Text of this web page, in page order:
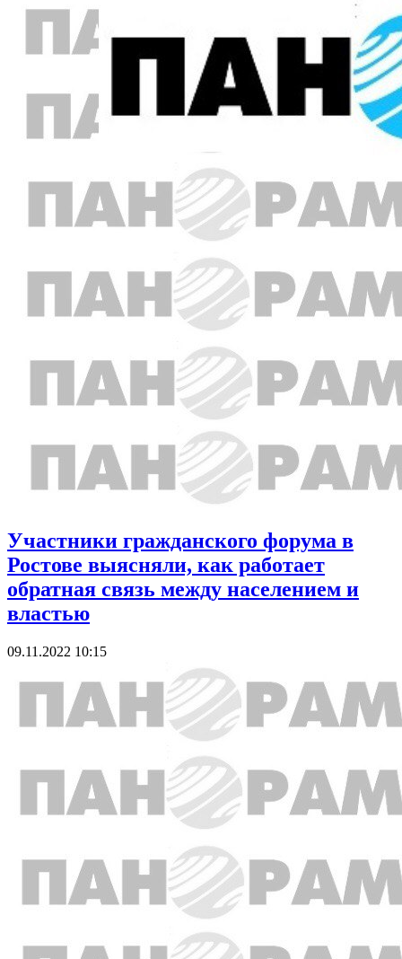
Участники гражданского форума в
Ростове выясняли, как работает
обратная связь между населением и
властью
09.11.2022 10:15